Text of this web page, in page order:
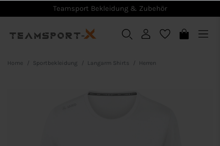
Teamsport Bekleidung & Zubehör
Home Sportbekleidung Langarm Shirts Herren